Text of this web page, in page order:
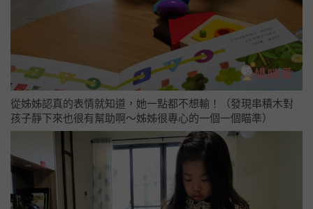
從姊姊認真的表情就知道，她一點都不想輸！（發現串積木對
孩子靜下來也很有幫助啊～姊姊很專心的一個一個瞄準）